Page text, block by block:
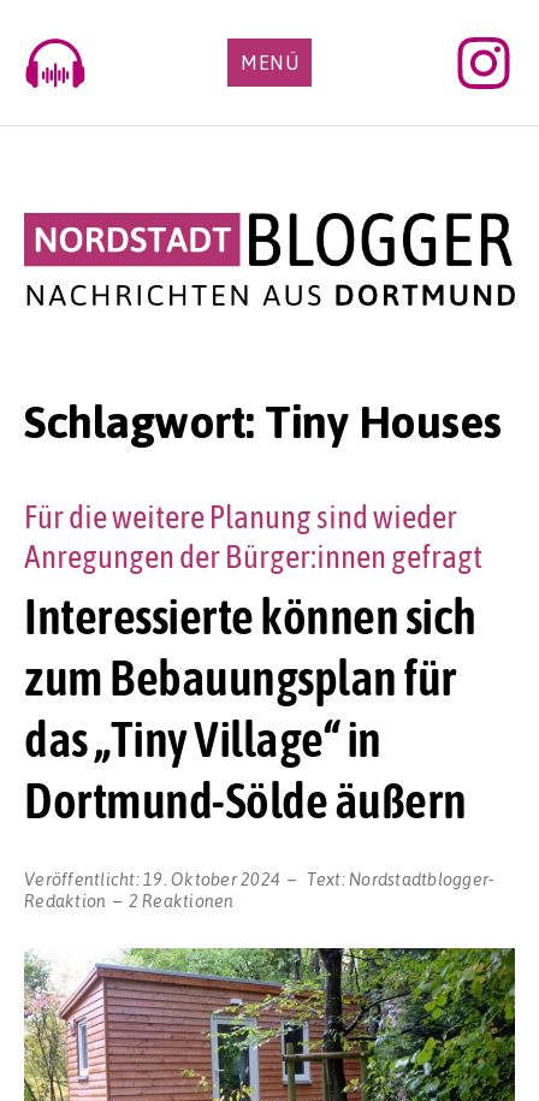
content
MENÜ
Schlagwort: Tiny Houses
Interessierte können sich
zum Bebauungsplan für
das „Tiny Village“ in
Dortmund-Sölde äußern
Für die weitere Planung sind wieder
Anregungen der Bürger:innen gefragt
Veröffentlicht: 19. Oktober 2024 Text: Nordstadtblogger-
Redaktion
2 Reaktionen